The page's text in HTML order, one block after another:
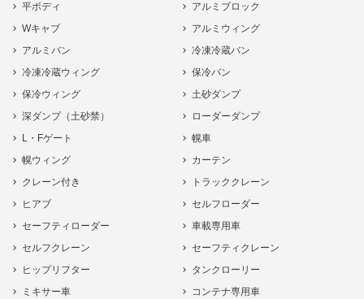
平ボディ
アルミブロック
Wキャブ
アルミウィング
アルミバン
冷凍冷蔵バン
冷凍冷蔵ウィング
保冷バン
保冷ウィング
土砂ダンプ
深ダンプ（土砂禁）
ローダーダンプ
L・Fゲート
幌車
幌ウィング
カーテン
クレーン付き
トラッククレーン
ヒアブ
セルフローダー
セーフティローダー
車載専用車
セルフクレーン
セーフティクレーン
ヒップリフター
タンクローリー
ミキサー車
コンテナ専用車